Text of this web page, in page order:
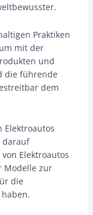
Praktiken
mit der
und
die führende
dem
Elektroautos
darauf
Elektroautos
Modelle zur
die